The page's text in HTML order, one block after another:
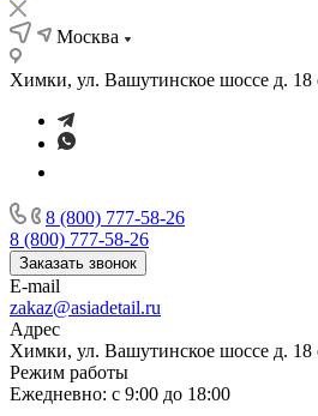
Москва
Химки, ул. Вашутинское шоссе д. 18
8 (800) 777-58-26
8 (800) 777-58-26
Заказать звонок
E-mail
zakaz@asiadetail.ru
Адрес
Химки, ул. Вашутинское шоссе д. 18
Режим работы
Ежедневно: с 9:00 до 18:00